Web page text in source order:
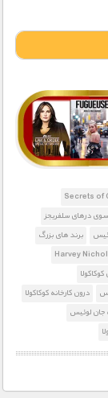
Secrets of
درهای سلفریجز
برند های بزرگ
درون کارخانه کوکاکولا
جان لوئیس